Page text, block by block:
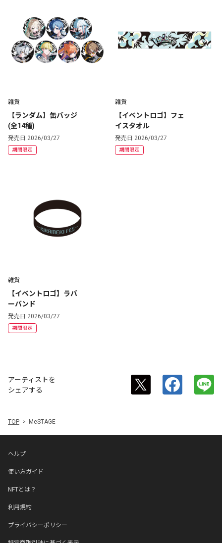
雑貨
【ランダム】缶バッジ
(全14種)
発売日 2026/03/27
期間限定
雑貨
【イベントロゴ】フェ
イスタオル
発売日 2026/03/27
期間限定
雑貨
【イベントロゴ】ラバ
ーバンド
発売日 2026/03/27
期間限定
アーティストを
シェアする
TOP MeSTAGE
ヘルプ
使い方ガイド
NFTとは？
利用規約
プライバシーポリシー